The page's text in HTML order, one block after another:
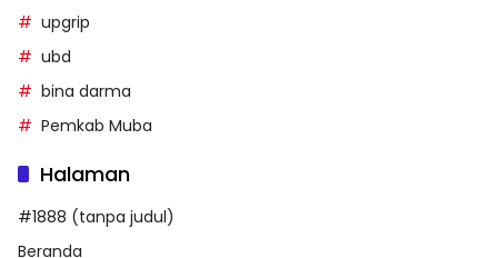
upgrip
ubd
bina darma
Pemkab Muba
Halaman
#1888 (tanpa judul)
Beranda